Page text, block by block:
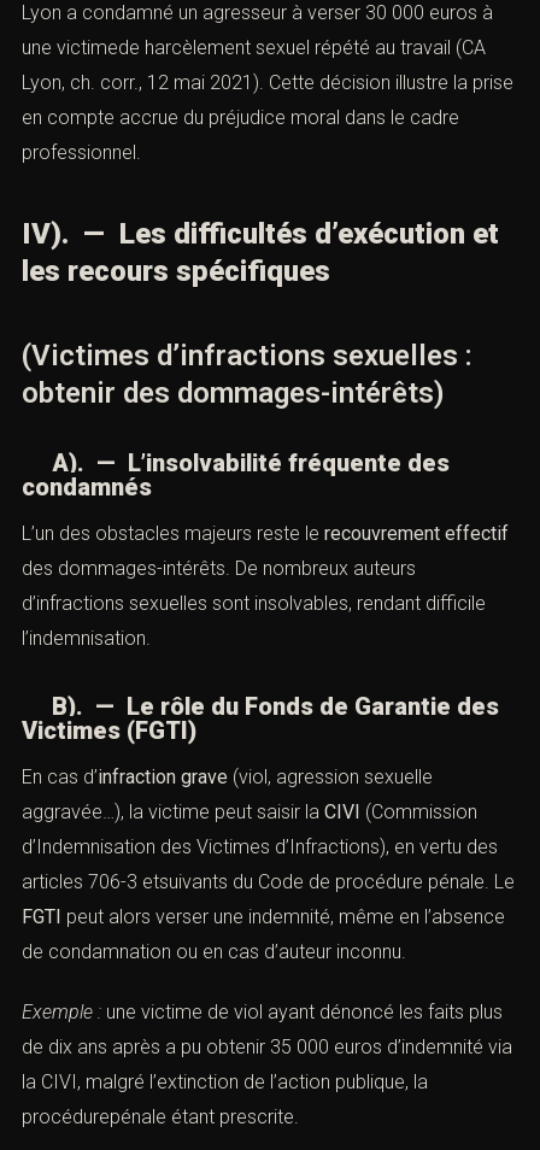
Lyon a condamné un agresseur à verser 30 000 euros à
une victimede harcèlement sexuel répété au travail (CA
Lyon, ch. corr., 12 mai 2021). Cette décision illustre la prise
en compte accrue du préjudice moral dans le cadre
professionnel.
IV). — Les difficultés d’exécution et
les recours spécifiques
(Victimes d’infractions sexuelles :
obtenir des dommages-intérêts)
A). — L’insolvabilité fréquente des
condamnés
L’un des obstacles majeurs reste le recouvrement effectif
des dommages-intérêts. De nombreux auteurs
d’infractions sexuelles sont insolvables, rendant difficile
l’indemnisation.
B). — Le rôle du Fonds de Garantie des
Victimes (FGTI)
En cas d’infraction grave (viol, agression sexuelle
aggravée…), la victime peut saisir la CIVI (Commission
d’Indemnisation des Victimes d’Infractions), en vertu des
articles 706-3 etsuivants du Code de procédure pénale. Le
FGTI peut alors verser une indemnité, même en l’absence
de condamnation ou en cas d’auteur inconnu.
Exemple : une victime de viol ayant dénoncé les faits plus
de dix ans après a pu obtenir 35 000 euros d’indemnité via
la CIVI, malgré l’extinction de l’action publique, la
procédurepénale étant prescrite.